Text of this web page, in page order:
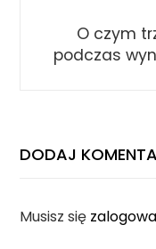
O czym
podczas
DODAJ
Musisz się